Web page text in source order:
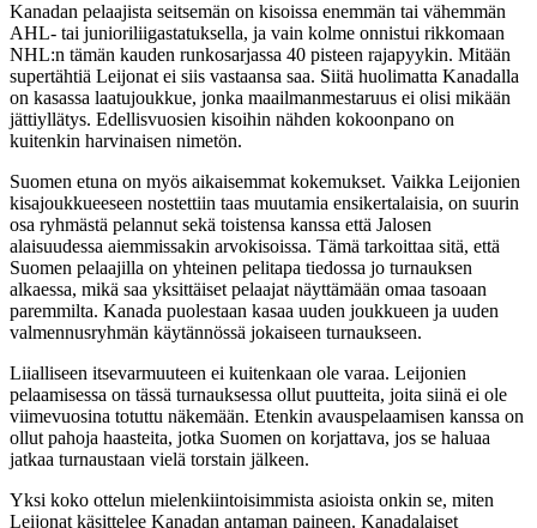
Kanadan pelaajista seitsemän on kisoissa enemmän tai vähemmän
AHL- tai junioriliigastatuksella, ja vain kolme onnistui rikkomaan
NHL:n tämän kauden runkosarjassa 40 pisteen rajapyykin. Mitään
supertähtiä Leijonat ei siis vastaansa saa. Siitä huolimatta Kanadalla
on kasassa laatujoukkue, jonka maailmanmestaruus ei olisi mikään
jättiyllätys. Edellisvuosien kisoihin nähden kokoonpano on
kuitenkin harvinaisen nimetön.
Suomen etuna on myös aikaisemmat kokemukset. Vaikka Leijonien
kisajoukkueeseen nostettiin taas muutamia ensikertalaisia, on suurin
osa ryhmästä pelannut sekä toistensa kanssa että Jalosen
alaisuudessa aiemmissakin arvokisoissa. Tämä tarkoittaa sitä, että
Suomen pelaajilla on yhteinen pelitapa tiedossa jo turnauksen
alkaessa, mikä saa yksittäiset pelaajat näyttämään omaa tasoaan
paremmilta. Kanada puolestaan kasaa uuden joukkueen ja uuden
valmennusryhmän käytännössä jokaiseen turnaukseen.
Liialliseen itsevarmuuteen ei kuitenkaan ole varaa. Leijonien
pelaamisessa on tässä turnauksessa ollut puutteita, joita siinä ei ole
viimevuosina totuttu näkemään. Etenkin avauspelaamisen kanssa on
ollut pahoja haasteita, jotka Suomen on korjattava, jos se haluaa
jatkaa turnaustaan vielä torstain jälkeen.
Yksi koko ottelun mielenkiintoisimmista asioista onkin se, miten
Leijonat käsittelee Kanadan antaman paineen. Kanadalaiset